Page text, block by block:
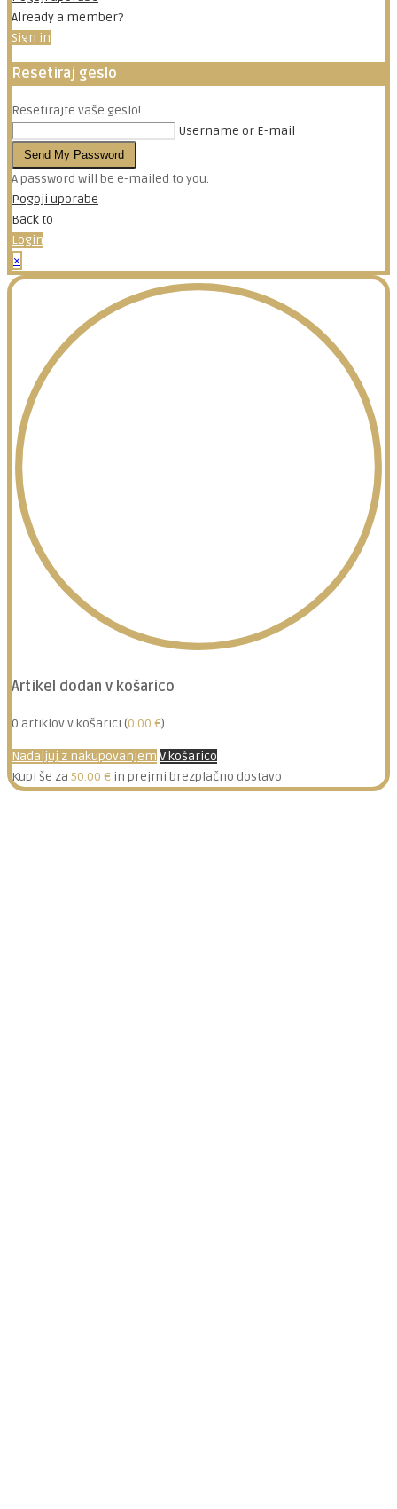
Already a member?
Sign in
Resetiraj geslo
Resetirajte vaše geslo!
Username or E-mail
Send My Password
A password will be e-mailed to you.
Pogoji uporabe
Back to
Login
×
Artikel dodan v košarico
0 artiklov v košarici (0.00 €)
Nadaljuj z nakupovanjem V košarico
Kupi še za 50.00 € in prejmi brezplačno dostavo